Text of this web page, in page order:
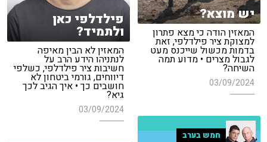
יש מוצא?
המאזין הודה כי מצא פתרון
למצוקת ציר פילדלפי, זאת
בדמות מכשול שייכנס מעט
לגבול מצרים • מדוע תמה
השיחה?
03/09/2024
פילדלפי כאן
ולתמיד?
המאזין לא הבין מאיפה
לנתניהו הידע הרב על
חשיבות ציר פילדלפי, כשלפי
דיווחים, גורמי ביטחון לא
חושבים כך • איך הגיב לכך
גיא?
03/09/2024
חמש בערב